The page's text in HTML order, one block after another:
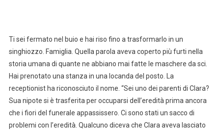
Ti sei fermato nel buio e hai riso fino a trasformarlo in un
singhiozzo. Famiglia. Quella parola aveva coperto più furti nella
storia umana di quante ne abbiano mai fatte le maschere da sci.
Hai prenotato una stanza in una locanda del posto. La
receptionist ha riconosciuto il nome. “Sei uno dei parenti di Clara?
Sua nipote si è trasferita per occuparsi dell’eredità prima ancora
che i fiori del funerale appassissero. Ci sono stati un sacco di
problemi con l’eredità. Qualcuno diceva che Clara aveva lasciato